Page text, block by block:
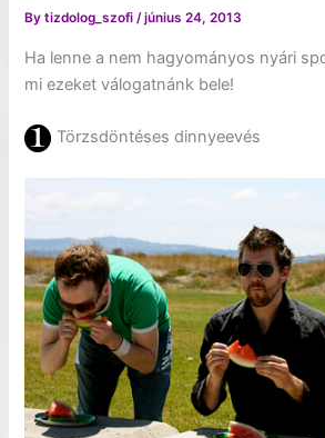
Bytizdolog_szofi/június 24, 2013
Ha lenne a nem hagyományos nyári
mi ezeket válogatnánk bele!
Törzsdöntéses dinnyeevés